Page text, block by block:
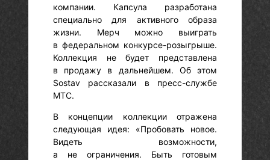
компании. Капсула разработана
специально для активного образа
жизни. Мерч можно выиграть
в федеральном конкурсе-розыгрыше.
Коллекция не будет представлена
в продажу в дальнейшем. Об этом
Sostav рассказали в пресс-службе
МТС.
В концепции коллекции отражена
следующая идея: «Пробовать новое.
Видеть возможности,
а не ограничения. Быть готовым